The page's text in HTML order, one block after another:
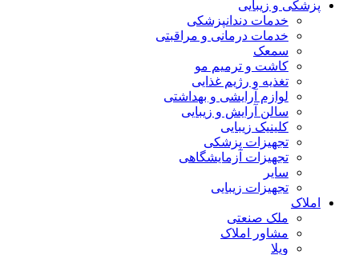
پزشکی و زیبایی
خدمات دندانپزشکی
خدمات درمانی و مراقبتی
سمعک
کاشت و ترمیم مو
تغذیه و رژیم غذایی
لوازم آرایشی و بهداشتی
سالن آرایش و زیبایی
کلینیک زیبایی
تجهیزات پزشکی
تجهیزات آزمایشگاهی
سایر
تجهیزات زیبایی
املاک
ملک صنعتی
مشاور املاک
ویلا